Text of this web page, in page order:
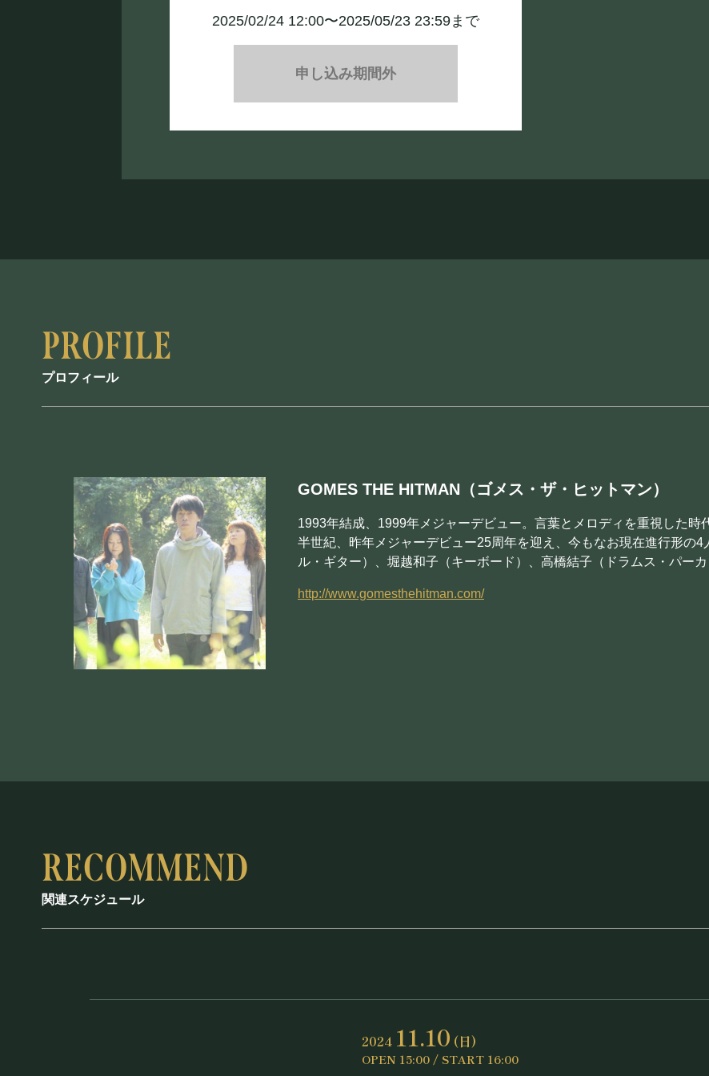
2025/02/24 12:00〜2025/05/23 23:59まで
申し込み期間外
プロフィール
GOMES THE HITMAN（ゴメス・ザ・ヒットマン）
1993年結成、1999年メジャーデビュー。言葉とメロディを重視した
半世紀、昨年メジャーデビュー25周年を迎え、今もなお現在進行形の
ル・ギター）、堀越和子（キーボード）、高橋結子（ドラムス・パー
http://www.gomesthehitman.com/
関連スケジュール
2024 11.10 (日)
OPEN 15:00 / START 16:00